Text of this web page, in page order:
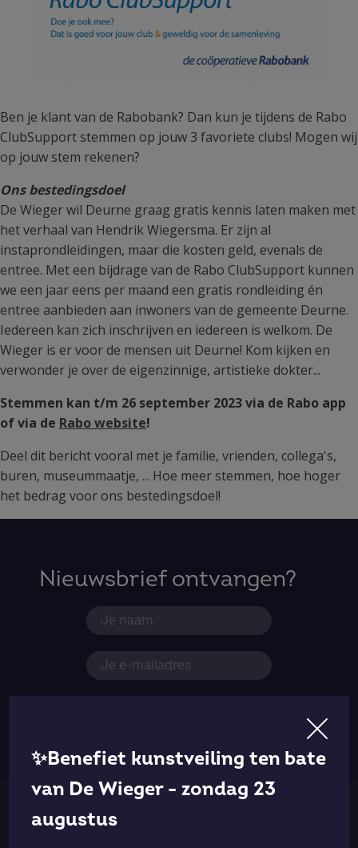
Ben je klant van de Rabobank? Dan kun je tijdens de Rabo
ClubSupport stemmen op jouw 3 favoriete clubs! Mogen wij
op jouw stem rekenen?
Ons bestedingsdoel
De Wieger wil Deurne graag gratis kennis laten maken met
het verhaal van Hendrik Wiegersma. Er zijn al
instaprondleidingen, maar die kosten geld, evenals de
entree. Met een bijdrage van de Rabo ClubSupport kunnen
we een jaar eens per maand een gratis rondleiding én
entree aanbieden aan inwoners van de gemeente Deurne.
Iedereen kan zich inschrijven en iedereen is welkom. De
Wieger is er voor de mensen uit Deurne! Kom kijken en
verwonder je over de eigenzinnige, artistieke dokter...
Stemmen kan t/m 26 september 2023 via de Rabo app
of via de Rabo website!
Deel dit bericht vooral met je familie, vrienden, collega's,
buren, museummaatje, ... Hoe meer stemmen, hoe hoger
het bedrag voor ons bestedingsdoel!
Nieuwsbrief ontvangen?
✨Benefiet kunstveiling ten bate
van De Wieger - zondag 23
augustus